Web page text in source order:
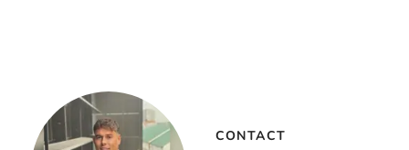
CONTACT